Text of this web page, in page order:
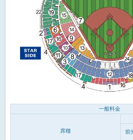
一般料金
席種 前